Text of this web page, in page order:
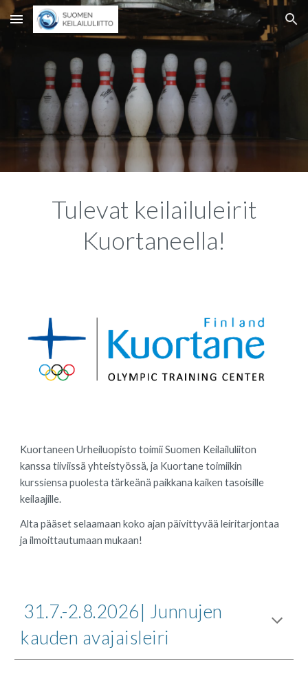
Skip to main content Skip to navigation
Tulevat keilailuleirit
Kuortaneella!
Kuortaneen Urheiluopisto toimii Suomen Keilailuliiton
kanssa tiiviissä yhteistyössä, ja Kuortane toimiikin
kurssiensa puolesta tärkeänä paikkana kaiken tasoisille
keilaajille.
Alta pääset selaamaan koko ajan päivittyvää leiritarjontaa
ja ilmoittautumaan mukaan!
31.7.-2.8.2026| Junnujen
kauden avajaisleiri